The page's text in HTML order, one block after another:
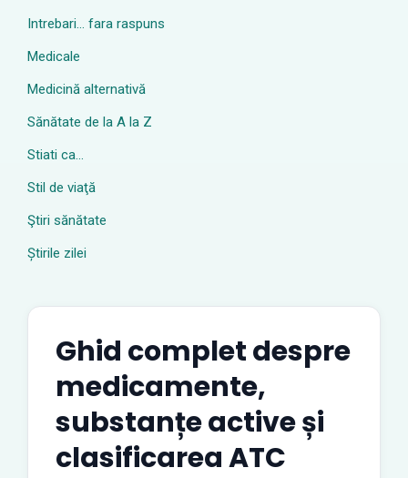
Intrebari… fara raspuns
Medicale
Medicină alternativă
Sănătate de la A la Z
Stiati ca…
Stil de viaţă
Ştiri sănătate
Știrile zilei
Ghid complet despre
medicamente,
substanțe active și
clasificarea ATC